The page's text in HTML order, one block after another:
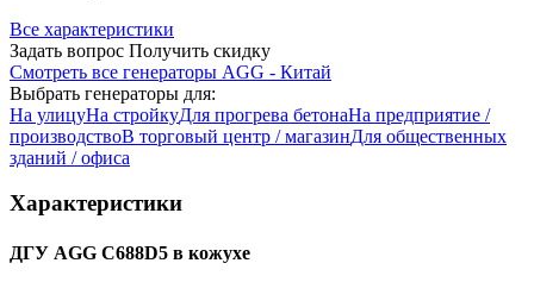
Все характеристики
Задать вопрос Получить скидку
Смотреть все генераторы AGG - Китай
Выбрать генераторы для:
На улицуНа стройкуДля прогрева бетонаНа предприятие /
производствоВ торговый центр / магазинДля общественных
зданий / офиса
Характеристики
ДГУ AGG C688D5 в кожухе